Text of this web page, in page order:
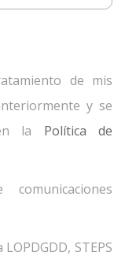
de mis
y se
la Política de
STEPS